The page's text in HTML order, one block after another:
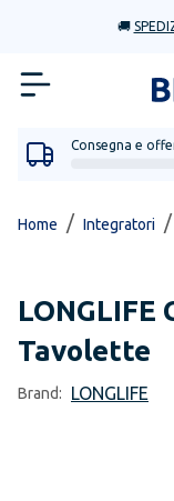
🚚
Consegna e
Home / Integratori /
LONGLIFE
Tavolette
Brand: LONGLIFE